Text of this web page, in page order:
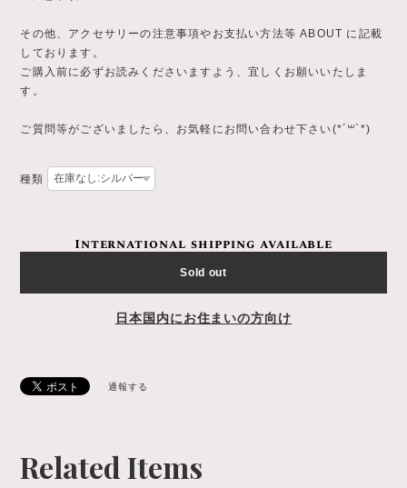
その他、アクセサリーの注意事項やお支払い方法等 ABOUT に記載
しております。
ご購入前に必ずお読みくださいますよう、宜しくお願いいたしま
す。
ご質問等がございましたら、お気軽にお問い合わせ下さい(*´꒳`*)
種類
International shipping available
Sold out
日本国内にお住まいの方向け
通報する
Related Items